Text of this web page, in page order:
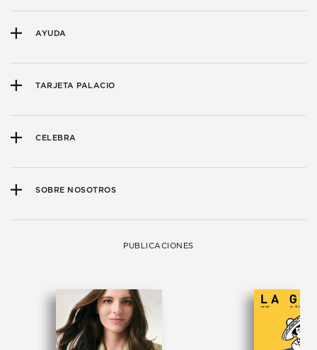
AYUDA
TARJETA PALACIO
CELEBRA
SOBRE NOSOTROS
PUBLICACIONES